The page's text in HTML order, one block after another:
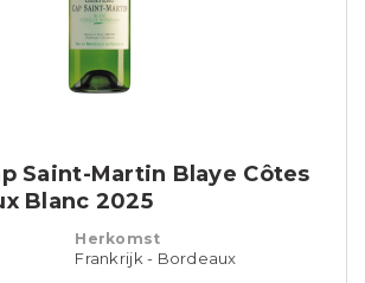
Saint-Martin Blaye Côtes
Blanc 2025
Herkomst
Frankrijk - Bordeaux